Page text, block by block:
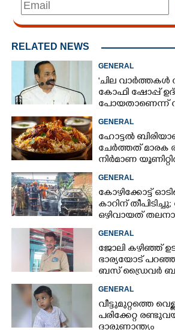
RELATED NEWS
GENERAL
'ചില
കോഫി ഷോപ്പ്
പോയതാണെന്ന്
GENERAL
ഹോട്ടൽ
ചേർത്തത്
നിർമാണ
GENERAL
കോഴിക്കോട്ട്
കാറിന്
ഒഴിവായത്
GENERAL
ജോലി കഴിഞ്ഞ്
ഭാര്യയോട്
ബസ് ഡ്രൈവ‌ർ
GENERAL
വീട്ടുമുറ്റത്തെ
പരിക്കേറ്റ